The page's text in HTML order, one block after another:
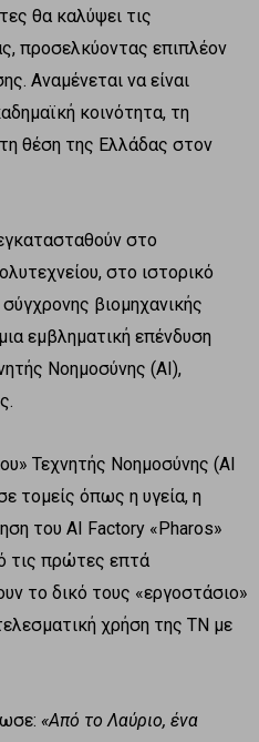
θα καλύψει τις
προσελκύοντας επιπλέον
Αναμένεται να είναι
κοινότητα, τη
θέση της Ελλάδας στον
στο
στο ιστορικό
βιομηχανικής
εμβληματική επένδυση
Νοημοσύνης (AI),
Τεχνητής Νοημοσύνης (AI
τομείς όπως η υγεία, η
του AI Factory «Pharos»
τις πρώτες επτά
το δικό τους «εργοστάσιο»
χρήση της ΤΝ με
«Από το Λαύριο, ένα